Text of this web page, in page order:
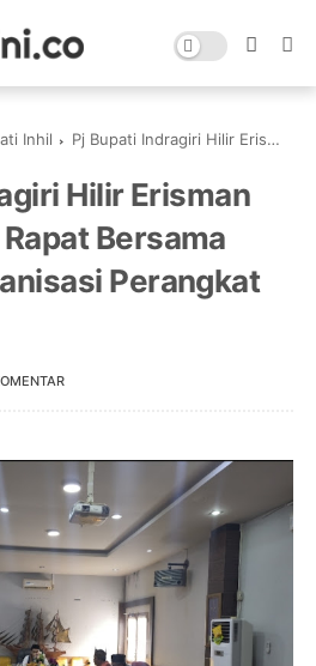
Inhil Pj Bupati Indragiri Hilir Erisman Yahya Pimpin Rapat Bersama Pimpinan Organisasi Perangkat Daerah
Hilir Erisman
Bersama
Perangkat